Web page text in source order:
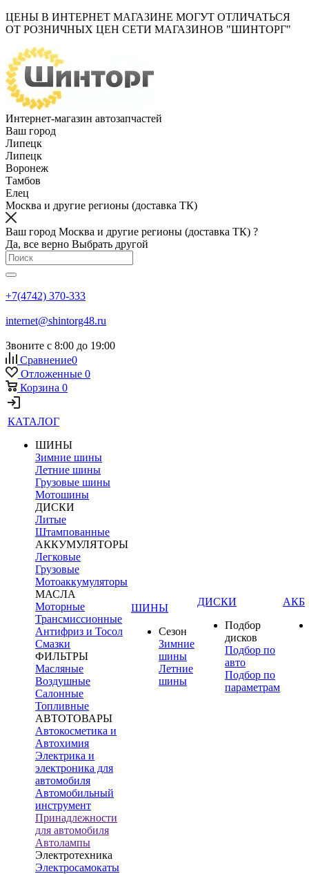
ЦЕНЫ В ИНТЕРНЕТ МАГАЗИНЕ МОГУТ ОТЛИЧАТЬСЯ
ОТ РОЗНИЧНЫХ ЦЕН СЕТИ МАГАЗИНОВ "ШИНТОРГ"
Интернет-магазин автозапчастей
Ваш город
Липецк
Липецк
Воронеж
Тамбов
Елец
Москва и другие регионы (доставка ТК)
Ваш город Москва и другие регионы (доставка ТК) ?
Да, все верно Выбрать другой
+7(4742) 370-333
internet@shintorg48.ru
Звоните с 8:00 до 19:00
Сравнение0
Отложенные 0
Корзина 0
КАТАЛОГ
ШИНЫ
Зимние шины
Летние шины
Грузовые шины
Мотошины
ДИСКИ
Литые
Штампованные
АККУМУЛЯТОРЫ
Легковые
Грузовые
Мотоаккумуляторы
МАСЛА
Моторные
Трансмиссионные
Антифриз и Тосол
Смазки
ФИЛЬТРЫ
Масляные
Воздушные
Салонные
Топливные
АВТОТОВАРЫ
Автокосметика и
Автохимия
Электрика и
электроника для
автомобиля
Автомобильный
инструмент
Принадлежности
для автомобиля
Автолампы
Электротехника
Электросамокаты
ШИНЫ
Сезон
Зимние
шины
Летние
шины
ДИСКИ
Подбор
дисков
Подбор по
авто
Подбор по
параметрам
АКБ